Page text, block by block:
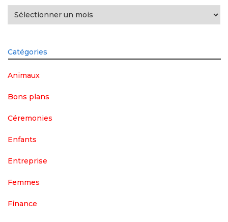
Archives
Catégories
Animaux
Bons plans
Céremonies
Enfants
Entreprise
Femmes
Finance